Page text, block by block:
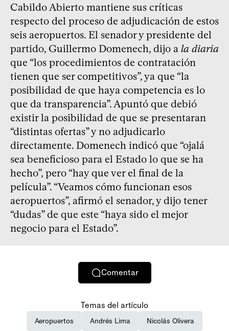
Cabildo Abierto mantiene sus críticas
respecto del proceso de adjudicación de estos
seis aeropuertos. El senador y presidente del
partido, Guillermo Domenech, dijo a la diaria
que “los procedimientos de contratación
tienen que ser competitivos”, ya que “la
posibilidad de que haya competencia es lo
que da transparencia”. Apuntó que debió
existir la posibilidad de que se presentaran
“distintas ofertas” y no adjudicarlo
directamente. Domenech indicó que “ojalá
sea beneficioso para el Estado lo que se ha
hecho”, pero “hay que ver el final de la
película”. “Veamos cómo funcionan esos
aeropuertos”, afirmó el senador, y dijo tener
“dudas” de que este “haya sido el mejor
negocio para el Estado”.
Comentar
Temas del artículo
Aeropuertos Andrés Lima Nicolás Olivera